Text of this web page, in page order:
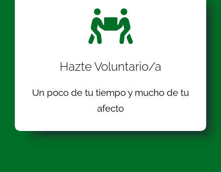
Hazte Voluntario/a
Un poco de tu tiempo y mucho de tu
afecto